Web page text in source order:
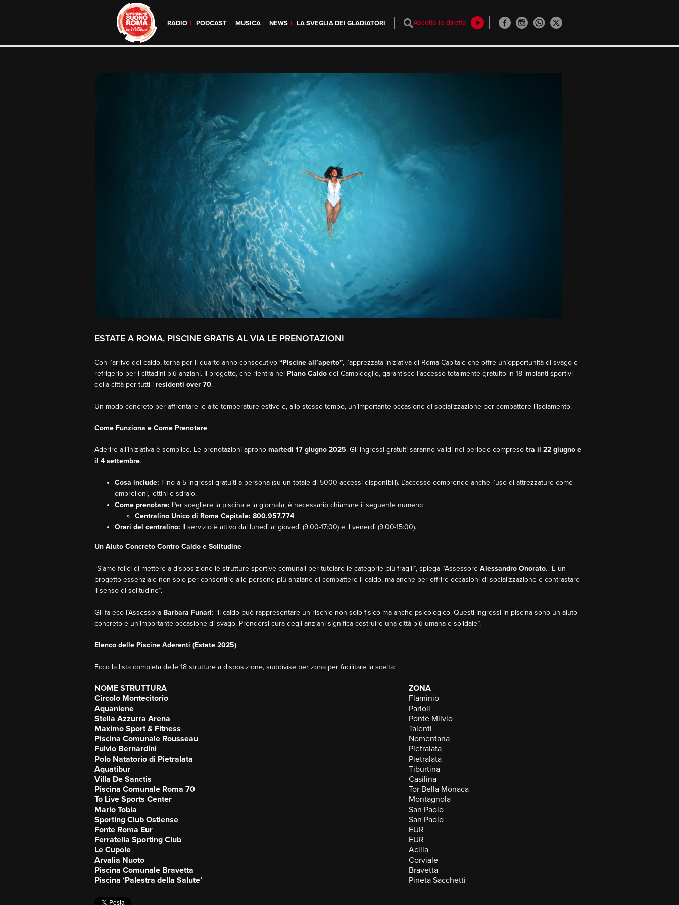
RADIO PODCAST MUSICA NEWS LA SVEGLIA DEI GLADIATORI Ascolta la diretta
ESTATE A ROMA, PISCINE GRATIS AL VIA LE PRENOTAZIONI
Con l’arrivo del caldo, torna per il quarto anno consecutivo “Piscine all’aperto”, l’apprezzata iniziativa di Roma Capitale che offre un’opportunità di svago e
refrigerio per i cittadini più anziani. Il progetto, che rientra nel Piano Caldo del Campidoglio, garantisce l’accesso totalmente gratuito in 18 impianti sportivi
della città per tutti i residenti over 70.
Un modo concreto per affrontare le alte temperature estive e, allo stesso tempo, un’importante occasione di socializzazione per combattere l’isolamento.
Come Funziona e Come Prenotare
Aderire all’iniziativa è semplice. Le prenotazioni aprono martedì 17 giugno 2025. Gli ingressi gratuiti saranno validi nel periodo compreso tra il 22 giugno e
il 4 settembre.
Cosa include: Fino a 5 ingressi gratuiti a persona (su un totale di 5000 accessi disponibili). L’accesso comprende anche l’uso di attrezzature come
ombrelloni, lettini e sdraio.
Come prenotare: Per scegliere la piscina e la giornata, è necessario chiamare il seguente numero:
Centralino Unico di Roma Capitale: 800.957.774
Orari del centralino: Il servizio è attivo dal lunedì al giovedì (9:00-17:00) e il venerdì (9:00-15:00).
Un Aiuto Concreto Contro Caldo e Solitudine
“Siamo felici di mettere a disposizione le strutture sportive comunali per tutelare le categorie più fragili”, spiega l’Assessore Alessandro Onorato. “È un
progetto essenziale non solo per consentire alle persone più anziane di combattere il caldo, ma anche per offrire occasioni di socializzazione e contrastare
il senso di solitudine”.
Gli fa eco l’Assessora Barbara Funari: “Il caldo può rappresentare un rischio non solo fisico ma anche psicologico. Questi ingressi in piscina sono un aiuto
concreto e un’importante occasione di svago. Prendersi cura degli anziani significa costruire una città più umana e solidale”.
Elenco delle Piscine Aderenti (Estate 2025)
Ecco la lista completa delle 18 strutture a disposizione, suddivise per zona per facilitare la scelta:
NOME STRUTTURA
ZONA
Circolo Montecitorio
Flaminio
Aquaniene
Parioli
Stella Azzurra Arena
Ponte Milvio
Maximo Sport & Fitness
Talenti
Piscina Comunale Rousseau
Nomentana
Fulvio Bernardini
Pietralata
Polo Natatorio di Pietralata
Pietralata
Aquatibur
Tiburtina
Villa De Sanctis
Casilina
Piscina Comunale Roma 70
Tor Bella Monaca
To Live Sports Center
Montagnola
Mario Tobia
San Paolo
Sporting Club Ostiense
San Paolo
Fonte Roma Eur
EUR
Ferratella Sporting Club
EUR
Le Cupole
Acilia
Arvalia Nuoto
Corviale
Piscina Comunale Bravetta
Bravetta
Piscina ‘Palestra della Salute’
Pineta Sacchetti